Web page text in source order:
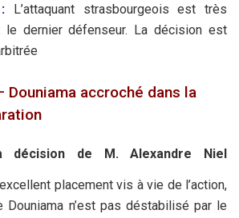
L’attaquant strasbourgeois est très
le dernier défenseur. La décision est
Douniama accroché dans la
décision de M. Alexandre Niel
placement vis à vie de l’action,
Douniama n’est pas déstabilisé par le